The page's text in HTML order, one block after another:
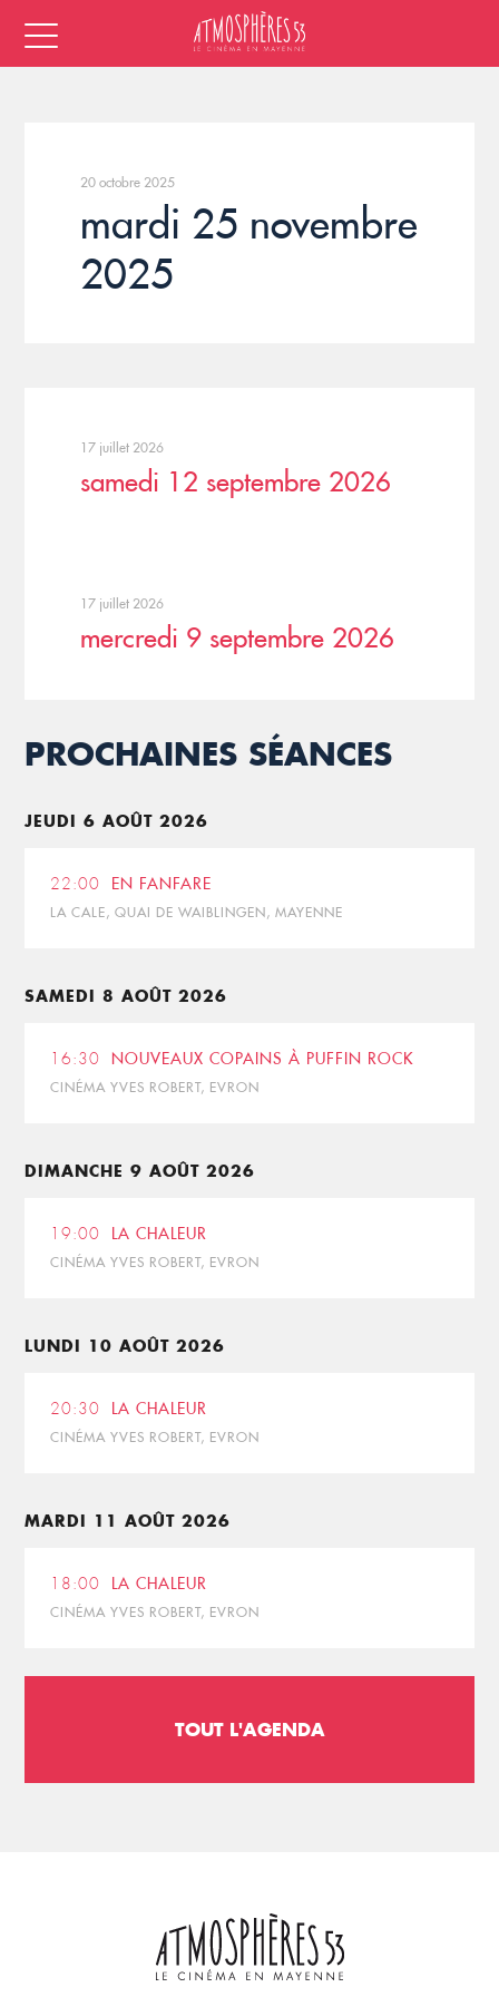
20 octobre 2025
mardi 25 novembre
2025
17 juillet 2026
samedi 12 septembre 2026
17 juillet 2026
mercredi 9 septembre 2026
PROCHAINES SÉANCES
JEUDI 6 AOÛT 2026
22:00 EN FANFARE
LA CALE, QUAI DE WAIBLINGEN, MAYENNE
SAMEDI 8 AOÛT 2026
16:30 NOUVEAUX COPAINS À PUFFIN ROCK
CINÉMA YVES ROBERT, EVRON
DIMANCHE 9 AOÛT 2026
19:00 LA CHALEUR
CINÉMA YVES ROBERT, EVRON
LUNDI 10 AOÛT 2026
20:30 LA CHALEUR
CINÉMA YVES ROBERT, EVRON
MARDI 11 AOÛT 2026
18:00 LA CHALEUR
CINÉMA YVES ROBERT, EVRON
TOUT L'AGENDA